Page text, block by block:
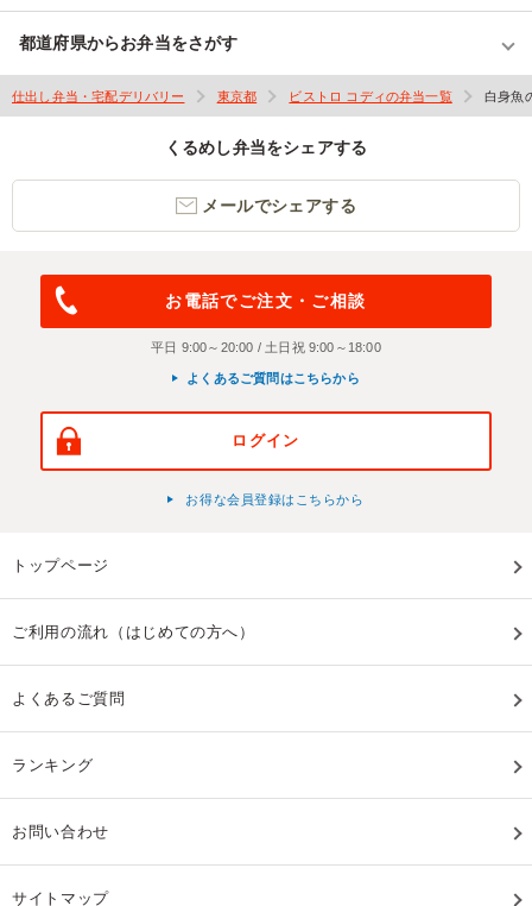
都道府県からお弁当をさがす
仕出し弁当・宅配デリバリー 東京都 ビストロ コディの弁当一覧 白身魚
くるめし弁当をシェアする
メールでシェアする
お電話でご注文・ご相談
平日 9:00～20:00 / 土日祝 9:00～18:00
よくあるご質問はこちらから
ログイン
お得な会員登録はこちらから
トップページ
ご利用の流れ（はじめての方へ）
よくあるご質問
ランキング
お問い合わせ
サイトマップ